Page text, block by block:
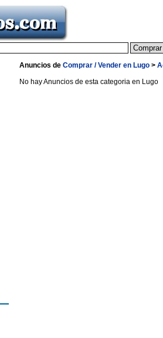
Anuncios de Comprar / Vender en Lugo >
No hay Anuncios de esta categoria en Lugo